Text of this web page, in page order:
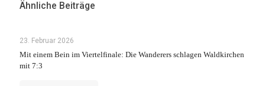
Ähnliche Beiträge
23. Februar 2026
Mit einem Bein im Viertelfinale: Die Wanderers schlagen Waldkirchen
mit 7:3